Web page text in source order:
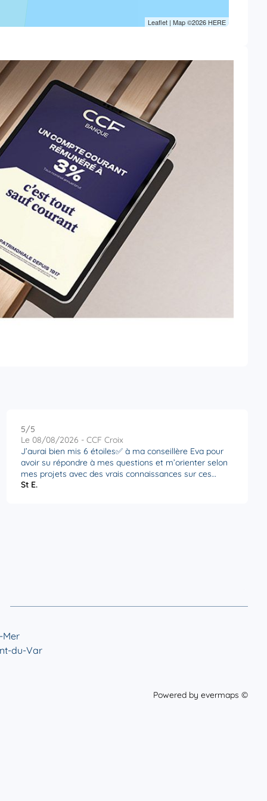
Leaflet| Map ©2026 HERE
5/5
Le 08/08/2026 - CCF Croix
J’aurai bien mis 6 étoiles✅ à ma conseillère Eva pour
avoir su répondre à mes questions et m’orienter selon
mes projets avec des vrais connaissances sur ces
sujets.
St E.
Mer
du-Var
Powered by evermaps ©